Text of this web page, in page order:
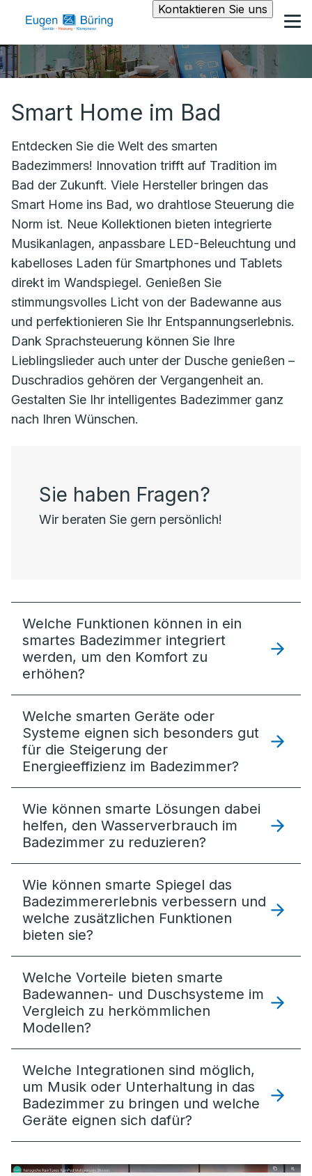
Kontaktieren Sie uns
Smart Home im Bad
Entdecken Sie die Welt des smarten
Badezimmers! Innovation trifft auf Tradition im
Bad der Zukunft. Viele Hersteller bringen das
Smart Home ins Bad, wo drahtlose Steuerung die
Norm ist. Neue Kollektionen bieten integrierte
Musikanlagen, anpassbare LED-Beleuchtung und
kabelloses Laden für Smartphones und Tablets
direkt im Wandspiegel. Genießen Sie
stimmungsvolles Licht von der Badewanne aus
und perfektionieren Sie Ihr Entspannungserlebnis.
Dank Sprachsteuerung können Sie Ihre
Lieblingslieder auch unter der Dusche genießen –
Duschradios gehören der Vergangenheit an.
Gestalten Sie Ihr intelligentes Badezimmer ganz
nach Ihren Wünschen.
Sie haben Fragen?
Wir beraten Sie gern persönlich!
Welche Funktionen können in ein
smartes Badezimmer integriert
werden, um den Komfort zu
erhöhen?
Welche smarten Geräte oder
Systeme eignen sich besonders gut
für die Steigerung der
Energieeffizienz im Badezimmer?
Wie können smarte Lösungen dabei
helfen, den Wasserverbrauch im
Badezimmer zu reduzieren?
Wie können smarte Spiegel das
Badezimmererlebnis verbessern und
welche zusätzlichen Funktionen
bieten sie?
Welche Vorteile bieten smarte
Badewannen- und Duschsysteme im
Vergleich zu herkömmlichen
Modellen?
Welche Integrationen sind möglich,
um Musik oder Unterhaltung in das
Badezimmer zu bringen und welche
Geräte eignen sich dafür?